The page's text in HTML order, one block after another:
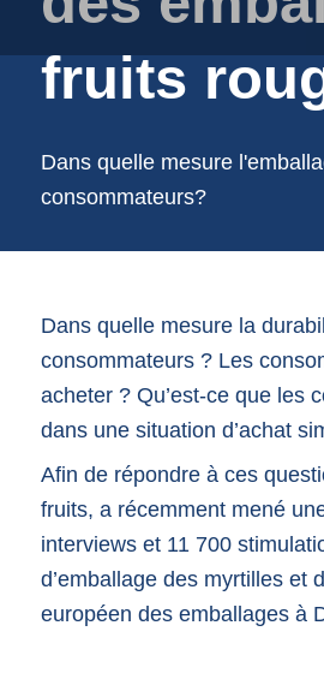
Sacs de course
Sacs de jute
Sacs en papier
fruits
Dans quelle mesure
consommateurs?
Dans quelle mesure la
consommateurs ? Les
acheter ? Qu’est-ce que les
dans une situation d’achat
Afin de répondre à ces
fruits, a récemment mené
interviews et 11 700
d’emballage des myrtilles et
européen des emballages à